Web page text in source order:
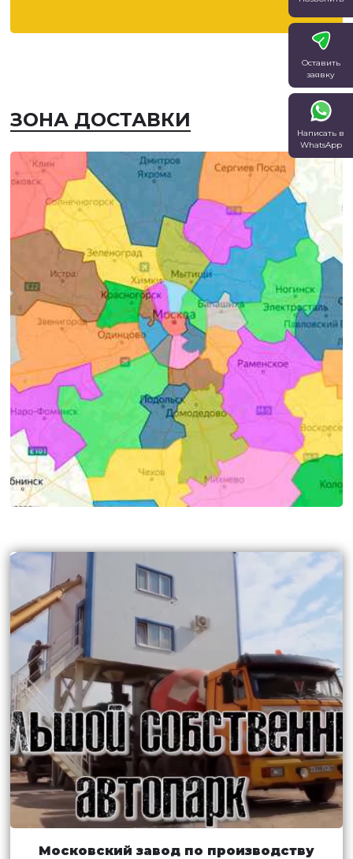
ЗОНА ДОСТАВКИ
Московский завод по производству
Оставить
заявку
Написать в
WhatsApp